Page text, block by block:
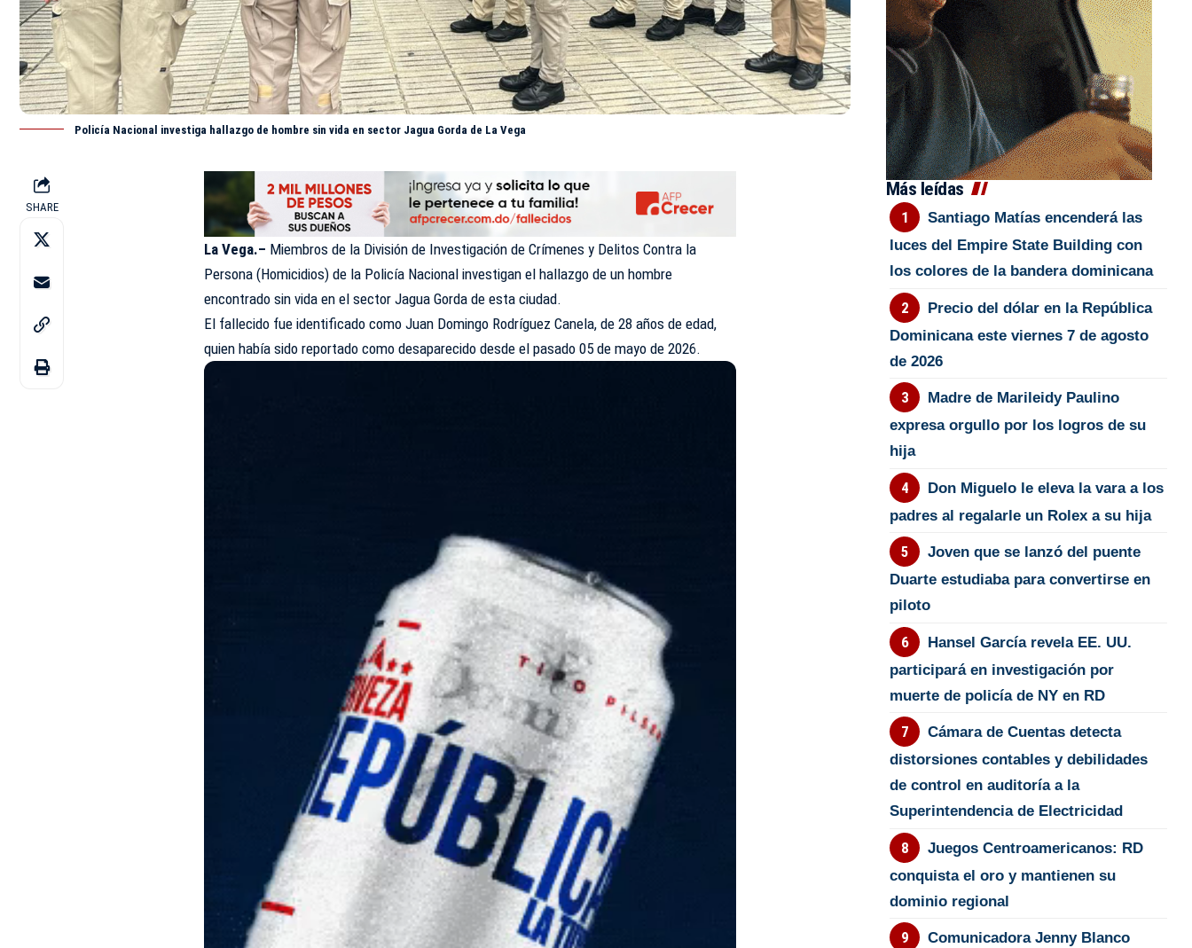
Policía Nacional investiga hallazgo de hombre sin vida en sector Jagua Gorda de La Vega
SHARE
La Vega.– Miembros de la División de Investigación de Crímenes y Delitos Contra la
Persona (Homicidios) de la Policía Nacional investigan el hallazgo de un hombre
encontrado sin vida en el sector Jagua Gorda de esta ciudad.
El fallecido fue identificado como Juan Domingo Rodríguez Canela, de 28 años de edad,
quien había sido reportado como desaparecido desde el pasado 05 de mayo de 2026.
Más leídas
Santiago Matías encenderá las
luces del Empire State Building con
los colores de la bandera dominicana
Precio del dólar en la República
Dominicana este viernes 7 de agosto
de 2026
Madre de Marileidy Paulino
expresa orgullo por los logros de su
hija
Don Miguelo le eleva la vara a los
padres al regalarle un Rolex a su hija
Joven que se lanzó del puente
Duarte estudiaba para convertirse en
piloto
Hansel García revela EE. UU.
participará en investigación por
muerte de policía de NY en RD
Cámara de Cuentas detecta
distorsiones contables y debilidades
de control en auditoría a la
Superintendencia de Electricidad
Juegos Centroamericanos: RD
conquista el oro y mantienen su
dominio regional
Comunicadora Jenny Blanco